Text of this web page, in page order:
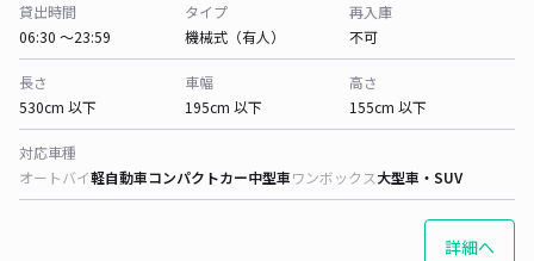
貸出時間
06:30 〜23:59
タイプ
機械式（有人）
再入庫
不可
長さ
530cm 以下
車幅
195cm 以下
高さ
155cm 以下
対応車種
オートバイ軽自動車コンパクトカー中型車ワンボックス大型車・SUV
詳細へ